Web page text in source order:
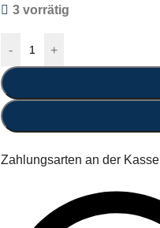
3 vorrätig
- +
Zahlungsarten an der Kasse